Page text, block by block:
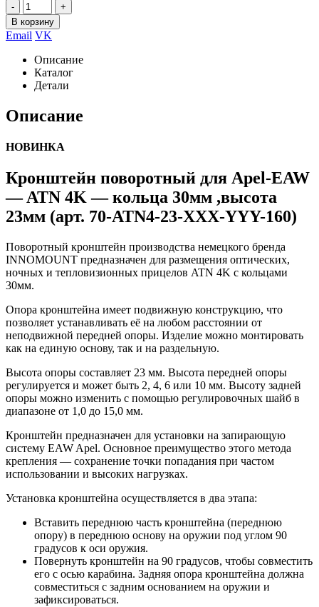
-
+
В корзину
Email VK
Описание
Каталог
Детали
Описание
НОВИНКА
Кронштейн поворотный для Apel-EAW
— ATN 4K — кольца 30мм ,высота
23мм (арт. 70-ATN4-23-XXX-YYY-160)
Поворотный кронштейн производства немецкого бренда
INNOMOUNT предназначен для размещения оптических,
ночных и тепловизионных прицелов ATN 4K с кольцами
30мм.
Опора кронштейна имеет подвижную конструкцию, что
позволяет устанавливать её на любом расстоянии от
неподвижной передней опоры. Изделие можно монтировать
как на единую основу, так и на раздельную.
Высота опоры составляет 23 мм. Высота передней опоры
регулируется и может быть 2, 4, 6 или 10 мм. Высоту задней
опоры можно изменить с помощью регулировочных шайб в
диапазоне от 1,0 до 15,0 мм.
Кронштейн предназначен для установки на запирающую
систему EAW Apel. Основное преимущество этого метода
крепления — сохранение точки попадания при частом
использовании и высоких нагрузках.
Установка кронштейна осуществляется в два этапа:
Вставить переднюю часть кронштейна (переднюю
опору) в переднюю основу на оружии под углом 90
градусов к оси оружия.
Повернуть кронштейн на 90 градусов, чтобы совместить
его с осью карабина. Задняя опора кронштейна должна
совместиться с задним основанием на оружии и
зафиксироваться.